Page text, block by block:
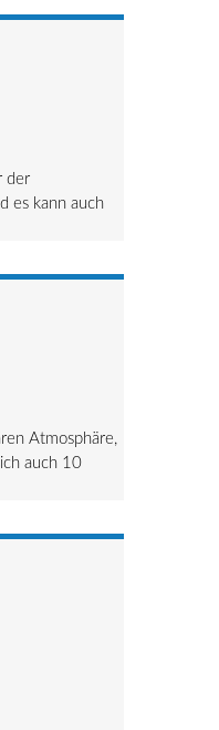
der
es kann auch
Atmosphäre,
auch 10